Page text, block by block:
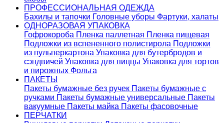
ПРОФЕССИОНАЛЬНАЯ ОДЕЖДА
Бахилы и тапочки Головные уборы Фартуки, халаты
ОДНОРАЗОВАЯ УПАКОВКА
Гофрокороба Пленка паллетная Пленка пищевая
Подложки из вспененного полистирола Подложки
из пульперкартона Упаковка для бутербродов и
сэндвичей Упаковка для пиццы Упаковка для тортов
и пирожных Фольга
ПАКЕТЫ
Пакеты бумажные без ручек Пакеты бумажные с
ручками Пакеты бумажные универсальные Пакеты
вакуумные Пакеты майка Пакеты фасовочные
ПЕРЧАТКИ